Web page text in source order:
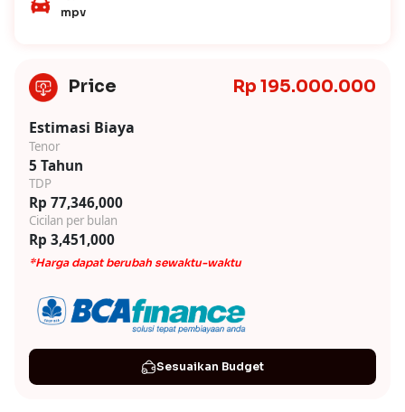
mpv
Price Rp 195.000.000
Estimasi Biaya
Tenor
5 Tahun
TDP
Rp 77,346,000
Cicilan per bulan
Rp 3,451,000
*Harga dapat berubah sewaktu-waktu
Sesuaikan Budget